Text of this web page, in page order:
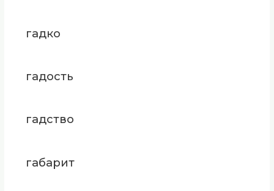
гадко
гадость
гадство
габарит